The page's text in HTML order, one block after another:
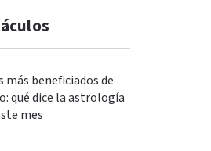
más beneficiados de
qué dice la astrología
mes